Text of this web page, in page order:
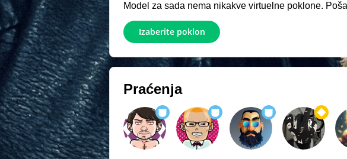
Model za sada nema nikakve virtuelne poklone.
Izaberite poklon
Praćenja